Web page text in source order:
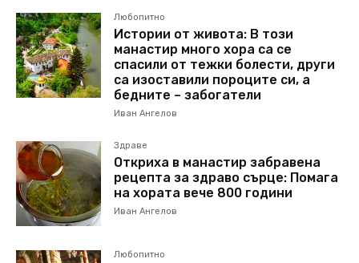
Любопитно
Истории от живота: В този
манастир много хора са се
спасили от тежки болести, други
са изоставили пороците си, а
бедните – забогатели
Иван Ангелов
Здраве
Откриха в манастир забравена
рецепта за здраво сърце: Помага
на хората вече 800 години
Иван Ангелов
Любопитно